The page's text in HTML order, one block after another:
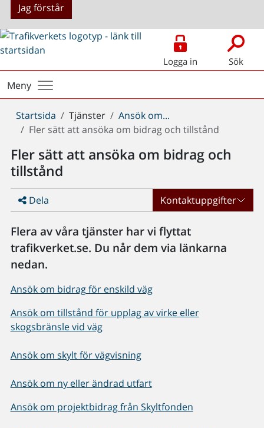
Jag förstår
Logga in Sök
Meny
Du
är
Startsida Tjänster
Ansök om...
Fler sätt att ansöka om bidrag och tillstånd
Fler sätt att ansöka om bidrag och
tillstånd
Dela Kontaktuppgifter
Flera av våra tjänster har vi flyttat
trafikverket.se. Du når dem via länkarna
nedan.
Ansök om bidrag för enskild väg
Ansök om tillstånd för upplag av virke eller
skogsbränsle vid väg
Ansök om skylt för vägvisning
Ansök om ny eller ändrad utfart
Ansök om projektbidrag från Skyltfonden